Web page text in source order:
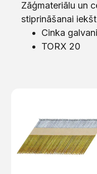
Zāģmateriālu un
stiprināšanai
Cinka
TORX 20